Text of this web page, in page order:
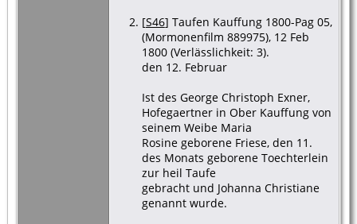
[S46] Taufen Kauffung 1800-Pag 05,
(Mormonenfilm 889975), 12 Feb
1800 (Verlässlichkeit: 3).
den 12. Februar
Ist des George Christoph Exner,
Hofegaertner in Ober Kauffung von
seinem Weibe Maria
Rosine geborene Friese, den 11.
des Monats geborene Toechterlein
zur heil Taufe
gebracht und Johanna Christiane
genannt wurde.